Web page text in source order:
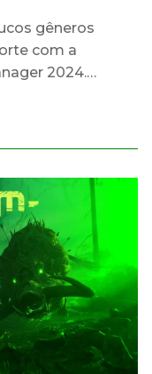
gêneros
com a
2024.…